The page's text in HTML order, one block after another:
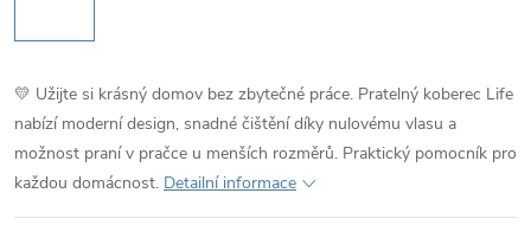
💛 Užijte si krásný domov bez zbytečné práce. Pratelný koberec Life
nabízí moderní design, snadné čištění díky nulovému vlasu a
možnost praní v pračce u menších rozměrů. Praktický pomocník pro
každou domácnost. Detailní informace